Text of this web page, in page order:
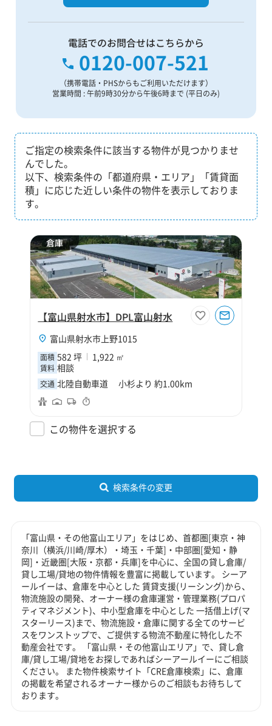
電話でのお問合せはこちらから
0120-007-521
（携帯電話・PHSからもご利用いただけます）
営業時間 : 午前9時30分から午後6時まで (平日のみ)
ご指定の検索条件に該当する物件が見つかりませ
んでした。
以下、検索条件の「都道府県・エリア」「賃貸面
積」に応じた近しい条件の物件を表示しておりま
す。
倉庫
【富山県射水市】DPL富山射水
富山県射水市上野1015
面積 582 坪 1,922 ㎡
賃料 相談
交通 北陸自動車道 小杉より 約1.00km
この物件を選択する
検索条件の変更
「富山県・その他富山エリア」をはじめ、首都圏[東京・神
奈川（横浜/川崎/厚木）・埼玉・千葉]・中部圏[愛知・静
岡]・近畿圏[大阪・京都・兵庫]を中心に、全国の貸し倉庫/
貸し工場/貸地の物件情報を豊富に掲載しています。 シーア
ールイーは、倉庫を中心とした 賃貸支援(リーシング)から、
物流施設の開発、オーナー様の倉庫運営・管理業務(プロパ
ティマネジメント)、中小型倉庫を中心とした 一括借上げ(マ
スターリース)まで、物流施設・倉庫に関する全てのサービ
スをワンストップで、ご提供する物流不動産に特化した不
動産会社です。 「富山県・その他富山エリア」で、貸し倉
庫/貸し工場/貸地をお探しであればシーアールイーにご相談
ください。 また物件検索サイト「CRE倉庫検索」に、倉庫
の掲載を希望されるオーナー様からのご相談もお待ちして
おります。